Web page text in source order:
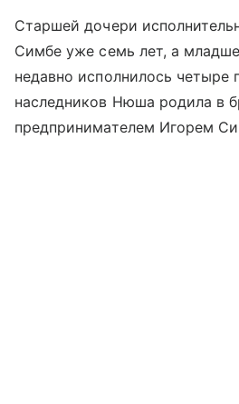
Старшей дочери
Симбе уже семь лет, а
недавно исполнилось четыре
наследников Нюша родила в
предпринимателем Игорем